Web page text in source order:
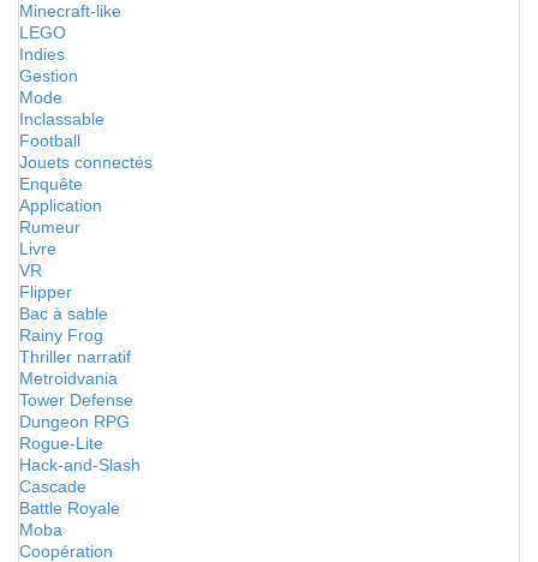
Minecraft-like
LEGO
Indies
Gestion
Mode
Inclassable
Football
Jouets connectés
Enquête
Application
Rumeur
Livre
VR
Flipper
Bac à sable
Rainy Frog
Thriller narratif
Metroidvania
Tower Defense
Dungeon RPG
Rogue-Lite
Hack-and-Slash
Cascade
Battle Royale
Moba
Coopération